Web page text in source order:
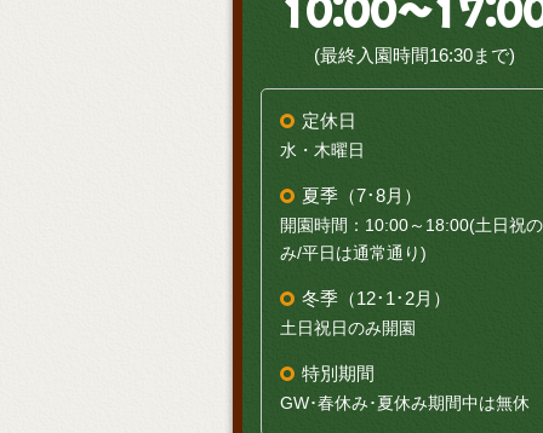
(最終入園時間16:30まで)
定休日
水・木曜日
夏季（7･8月）
開園時間：10:00～18:00(土日祝の
み/平日は通常通り)
冬季（12･1･2月）
土日祝日のみ開園
特別期間
GW･春休み･夏休み期間中は無休